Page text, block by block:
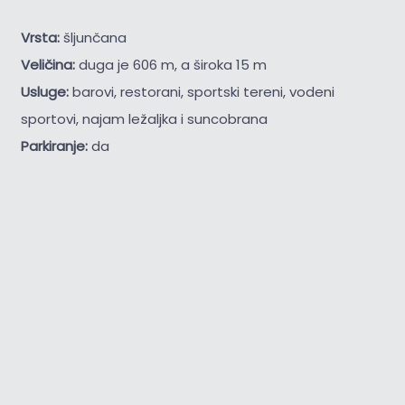
Vrsta:šljunčana
Veličina:duga je 606 m, a široka 15 m
Usluge:barovi, restorani, sportski tereni, vodeni
sportovi, najam ležaljka i suncobrana
Parkiranje:da